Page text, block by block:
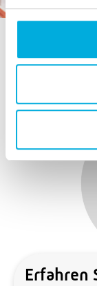
Erfahren